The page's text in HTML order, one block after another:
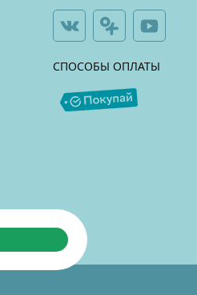
СПОСОБЫ ОПЛАТЫ